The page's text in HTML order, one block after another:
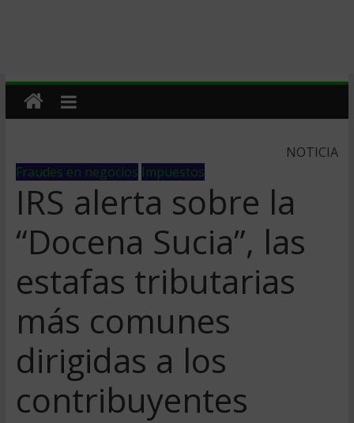
NOTICIA
Fraudes en negocios Impuestos
IRS alerta sobre la
“Docena Sucia”, las
estafas tributarias
más comunes
dirigidas a los
contribuyentes